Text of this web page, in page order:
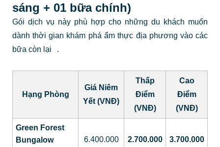
sáng + 01 bữa chính)
Gói dịch vụ này phù hợp cho những du khách muốn
dành thời gian khám phá ẩm thực địa phương vào các
bữa còn lại
.
Hạng Phòng
Giá Niêm
Yết (VNĐ)
Thấp
Điểm
(VNĐ)
Cao
Điểm
(VNĐ)
Green Forest
Bungalow
6.400.000 2.700.000 3.700.000